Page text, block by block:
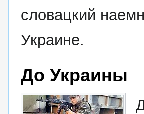
словацкий
Украине.
До Украины